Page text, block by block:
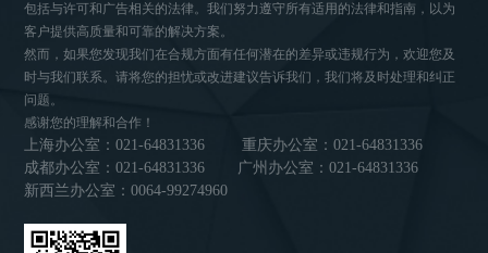
包括与许可和广告相关的法律。我们努力遵守所有适用的法律和指南，以为
客户提供高质量和可靠的解决方案。
然而，如果您发现我们在合规方面有任何潜在的差异或违规行为，欢迎您及
时与我们联系。请将您的担忧或改进建议告诉我们，我们将及时处理和纠正
问题。
感谢您的理解和合作！
上海办公室：021-64831336
重庆办公室：021-64831336
成都办公室：021-64831336
广州办公室：021-64831336
新西兰办公室：0064-99274960